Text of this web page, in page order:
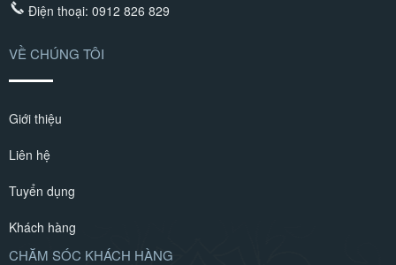
Điện thoại: 0912 826 829
VỀ CHÚNG TÔI
Giới thiệu
Liên hệ
Tuyển dụng
Khách hàng
CHĂM SÓC KHÁCH HÀNG